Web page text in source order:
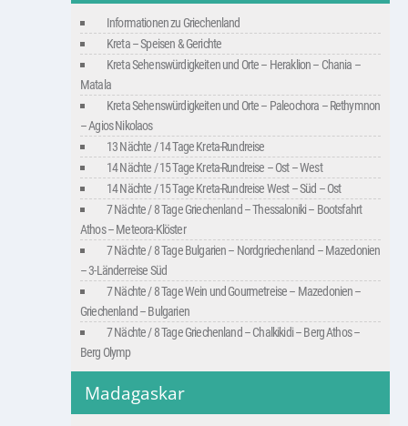
Informationen zu Griechenland
Kreta – Speisen & Gerichte
Kreta Sehenswürdigkeiten und Orte – Heraklion – Chania –
Matala
Kreta Sehenswürdigkeiten und Orte – Paleochora – Rethymnon
– Agios Nikolaos
13 Nächte / 14 Tage Kreta-Rundreise
14 Nächte / 15 Tage Kreta-Rundreise – Ost – West
14 Nächte / 15 Tage Kreta-Rundreise West – Süd – Ost
7 Nächte / 8 Tage Griechenland – Thessaloniki – Bootsfahrt
Athos – Meteora-Klöster
7 Nächte / 8 Tage Bulgarien – Nordgriechenland – Mazedonien
– 3-Länderreise Süd
7 Nächte / 8 Tage Wein und Gourmetreise – Mazedonien –
Griechenland – Bulgarien
7 Nächte / 8 Tage Griechenland – Chalkikidi – Berg Athos –
Berg Olymp
Madagaskar